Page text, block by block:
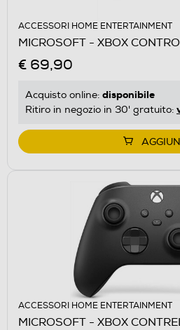
ACCESSORI HOME ENTERTAINMENT
MICROSOFT - XBOX
€ 69,90
Acquisto online: disponibile
Ritiro in negozio in 30' gratuito:
ACCESSORI HOME ENTERTAINMENT
MICROSOFT - XBOX